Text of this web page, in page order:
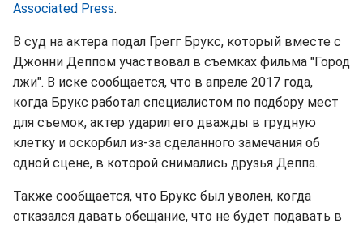
Associated Press.
В суд на актера подал Грегг Брукс, который вместе с
Джонни Деппом участвовал в съемках фильма "Город
лжи". В иске сообщается, что в апреле 2017 года,
когда Брукс работал специалистом по подбору мест
для съемок, актер ударил его дважды в грудную
клетку и оскорбил из-за сделанного замечания об
одной сцене, в которой снимались друзья Деппа.
Также сообщается, что Брукс был уволен, когда
отказался давать обещание, что не будет подавать в